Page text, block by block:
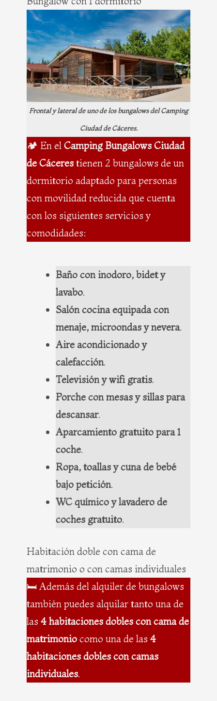
Frontal y lateral de uno de los bungalows del Camping
Ciudad de Cáceres.
🏕️ En el Camping Bungalows Ciudad
de Cáceres tienen 2 bungalows de un
dormitorio adaptado para personas
con movilidad reducida que cuenta
con los siguientes servicios y
comodidades:
Baño con inodoro, bidet y
lavabo.
Salón cocina equipada con
menaje, microondas y nevera.
Aire acondicionado y
calefacción.
Televisión y wifi gratis.
Porche con mesas y sillas para
descansar.
Aparcamiento gratuito para 1
coche.
Ropa, toallas y cuna de bebé
bajo petición.
WC químico y lavadero de
coches gratuito.
Habitación doble con cama de
matrimonio o con camas individuales
🛏️ Además del alquiler de bungalows
también puedes alquilar tanto una de
las 4 habitaciones dobles con cama de
matrimonio como una de las 4
habitaciones dobles con camas
individuales.